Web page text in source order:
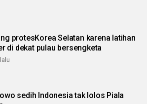
protesKorea Selatan karena latihan
di dekat pulau bersengketa
sedih Indonesia tak lolos Piala